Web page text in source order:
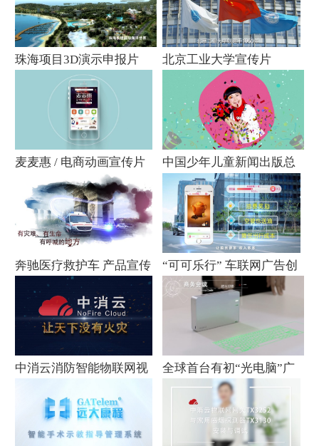
珠海项目3D演示申报片 北京工业大学宣传片
麦麦惠 / 电商动画宣传片
中国少年儿童新闻出版总
社幼儿画报
奔驰医疗救护车 产品宣传
“可可乐行” 车联网广告创
意片
中消云消防智能物联网视
全球首台有初“光电脑”广